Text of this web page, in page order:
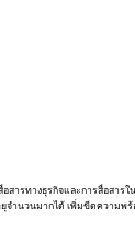
อสารทางธุรกิจและการสื่
นวนมากได้ เพิ่มขีดความ